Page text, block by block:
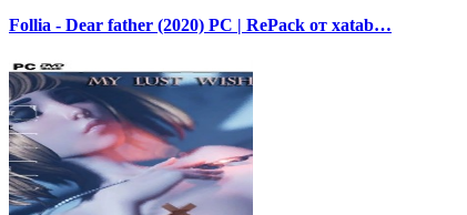
Follia - Dear father (2020) PC | RePack от xatab…